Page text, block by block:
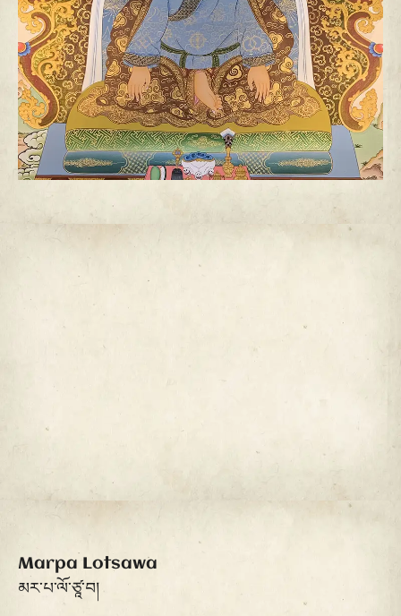
Marpa Lotsawa
མར་པ་ལོ་ཙཱ་བ།